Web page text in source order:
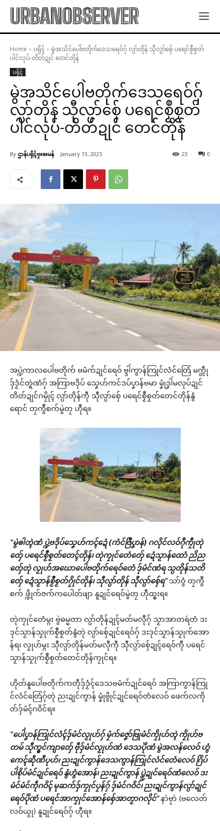
URBANOBSERVER
Home ပရိုၚ်
မွဲအသိင်ပေါဲဗတိုက်ဒေသရေဝ်ဂှ် လ္ပာ်တိုန် သီုလ္ပာ်စှ်ေ ပရေင်စၟဳစၟတ်
ပါင်လုပ်-တိတ်ဍုင် တေင်တိုန်
ပရိုၚ်
မွဲအသိင်ပေါဲဗတိုက်ဒေသရေဝ်ဂှ်
လ္ပာ်တိုန် သီုလ္ပာ်စှ်ေ ပရေင်စၟဳစၟတ်
ပါင်လုပ်-တိတ်ဍုင် တေင်တိုန်
By ဌာန်ပရိုၚ်ဗၠးၜးမန် January 13, 2025 0
23
အပ္ဍဲကာလပေါဲဗတိုက် ဗမံက်ဍုင်ရေဝ် ဗ္ဒါဲကွာန်ကြုင်လံင်တြေံ မက္တဵု
ဒှ်ဒၟံင်တ္ရဲဏံဂှ် အကြာဗဒိုပ် သၞေဟ်ကင်ဒပ်ပၞာန်ဗမာ မၞုံဒၞါဲမလုပ်ဍုင်
တိတ်ဍုင်ဂမၠိုၚ် လ္ပာ်တိုန်ကီု သီုလ္ပာ်စှ်ေ ပရေင်စၟဳစၟတ်တေင်တိုန်နွံ
ရောင် တၠကွဳစက်မွဲတၠ ဟီုရ။
“မွဲၜါတ္ၚဲဏံ ပ္ဍဲဗဒိုပ်သၞေဟ်ကၚ်ဍေံ (ကံင်ဇြဳပၞာန်) ဂလိုင်လဝ်ဂီုကၠီုတုဲ
တှ်ေ ပရေင်စၟဳစၟတ်တေၚ်တိုန်၊ တုဲကၠုင်တေံတှ်ေ ဍေံသၟာန်ထောံ ညိည
တှ်ေတုဲ လၟုဟ်အဃောပေါဲဗတိုက်ရေဝ်တေံ ဒှ်မံင်ဏံရ သ္ပတိုန်သတိ
တှ်ေ ဍေံသၟာန်စၟဳစၟတ်ဂၠိုင်တိုန်၊ သီုလ္ပာ်တိုန် သီုလ္ပာ်စှ်ေရ”သာ်ဝွံ တၠကွဳ
စက် ဖ္ဍိုက်ဇက်ကပေါတ်ဖျာ နူဍုင်ရေဝ်မွဲတၠ ဟီုထ္ၜးရ။
တုဲကၠုင်တေံမ္ဂး ဗွဲဓမ္မတာ လ္ပာ်တိုန်ဍုၚ်မတ်မလီုဂှ် သၟာအာတရဴတံ ဒး
ဒုင်သၟာန်သၟုက်စၟဳစၟတ်နွံတုဲ လ္ပာ်စှ်ေဍုင်ရေဝ်ဂှ် ဒးဒုင်သၟာန်သၟုက်အော
န်ရ၊ လၟုဟ်မ္ဂး သီုလ္ပာ်တိုန်မတ်မလီုကီု သီုလ္ပာ်စှ်ေဍုၚ်ရေဝ်ကီု ပရေင်
သၟာန်သၟုက်စၟဳစၟတ်တေင်တိုန်ကၠုင်ရ။
ဟိုတ်နူပေါဲဗတိုက်ကတဵုဒှ်ဒၟံၚ်ဒေသဗမံက်ဍုင်ရေဝ် အကြာကွာန်ကြု
င်လံင်တြေံဂှ်တုဲ ညးဍုင်ကွာန် မၞုံဗွိုင်ဍုင်ရေဝ်တံလေဝ် ဖေက်လကို
တ်ဒှ်မံၚ်ဂဝိင်ရ။
“ပေါဲပၞာန်ကြုင်လံၚ်ဒှ်မံင်လၟုဟ်ဂှ် မၠံက်ဇၞော်ဗြုမံင်ကၠိုဟ်တ္ၚဲ ကၠိုဟ်ဗ
တမ် သီုက္ၜင်ကျာတှ်ေ ဗီုဒှ်မံင်လၟုဟ်ဏံ ဒေသပိုဲဏံ မွဲအလန်လေဝ် ဟွံ
ကေၚ်ဆဵုဏီပုဟ်၊ ညးဍုင်ကွာန်ဒေသကွာန်ကြုင်လံင်တေံလေဝ် ဂြိပ်
ပါဲစိုပ်မံင်ဍုင်ရေဝ် နွံဟွံအောန်၊ ညးဍုင်ကွာန် ပ္ဍ္ဍဲဍုင်ရေဝ်ဏံလေဝ် ဒး
မံင်မံင်ကဵုဂဝိၚ် မုဆက်ဒှ်ကၠုင်ပၠန်ဂှ် ဒှ်မံင်ဂဝိင်၊ ညးဍုင်ကွာန်လ္ပာ်ဍုင်
ရေဝ်ပိုဲဏံ ပရေင်အာကၠုင်အောန်စှ်ေအာတၟာဂလိုင်”နာဲဗၠာဲ (ဗလေတ်
လဝ်ယၟု) နူဍုင်ရေဝ်ဂှ် ဟီုရ။